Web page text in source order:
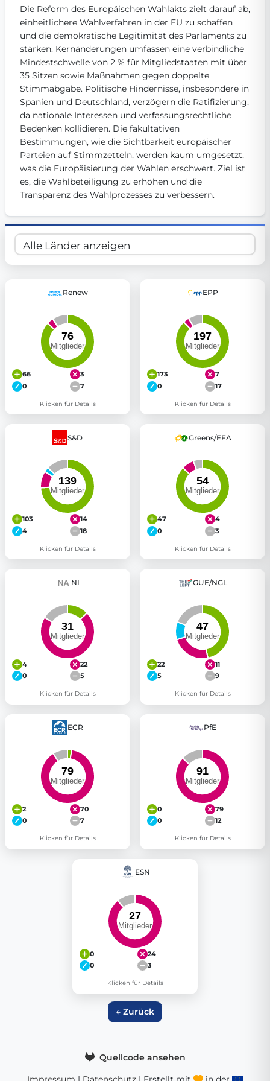
Get Involved
Become a member:Join us to advance digital democracy
Volunteer:Contribute your skills in technology, design,
Support democracy: Help us strengthen accountability
Die Reform des Europäischen Wahlakts zielt darauf ab,
einheitlichere Wahlverfahren in der EU zu schaffen
und die demokratische Legitimität des Parlaments zu
stärken. Kernänderungen umfassen eine verbindliche
Mindestschwelle von 2 % für Mitgliedstaaten mit über
35 Sitzen sowie Maßnahmen gegen doppelte
Stimmabgabe. Politische Hindernisse, insbesondere in
Spanien und Deutschland, verzögern die Ratifizierung,
da nationale Interessen und verfassungsrechtliche
Bedenken kollidieren. Die fakultativen
Bestimmungen, wie die Sichtbarkeit europäischer
Parteien auf Stimmzetteln, werden kaum umgesetzt,
was die Europäisierung der Wahlen erschwert. Ziel ist
es, die Wahlbeteiligung zu erhöhen und die
Transparenz des Wahlprozesses zu verbessern.
Renew
66
3
0
7
Klicken für Details
EPP
173
7
0
17
Klicken für Details
S&D
103
14
4
18
Klicken für Details
Greens/EFA
47
4
0
3
Klicken für Details
NI
4
22
0
5
Klicken für Details
GUE/NGL
22
11
5
9
Klicken für Details
ECR
2
70
0
7
Klicken für Details
PfE
0
79
0
12
Klicken für Details
ESN
0
24
0
3
Klicken für Details
← Zurück
Quellcode ansehen